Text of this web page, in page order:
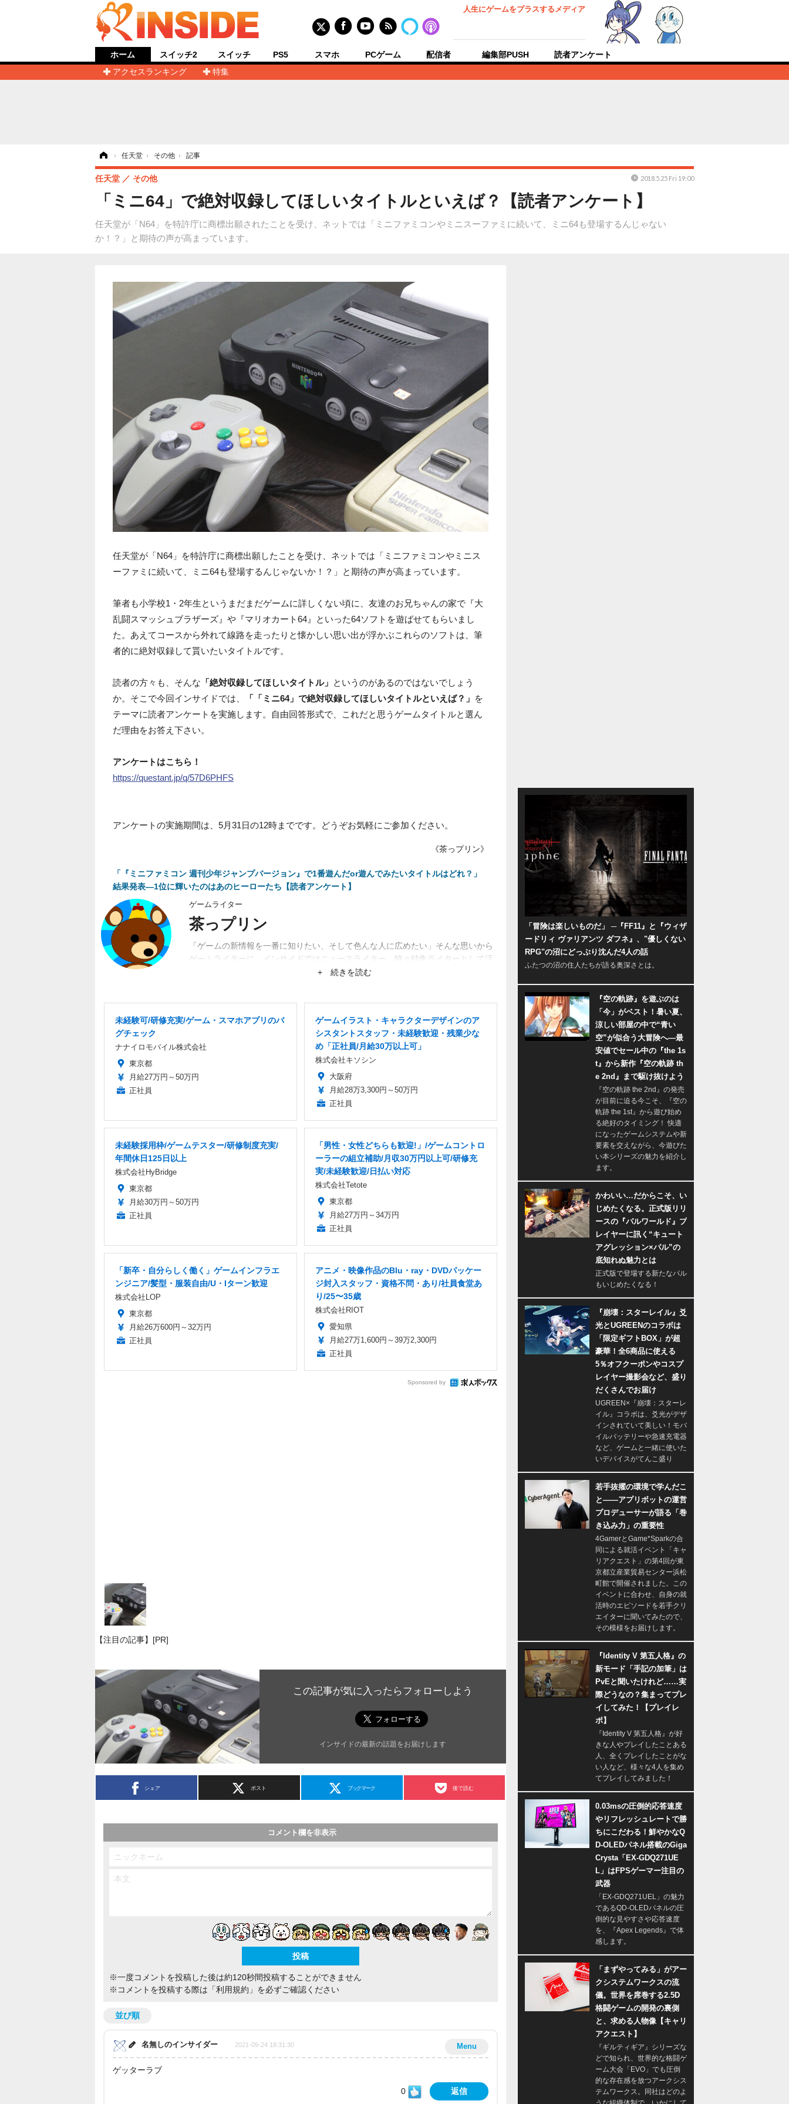
人生にゲームをプラスするメディア
ホーム
アクセスランキング
特集
スイッチ2 スイッチ PS5 スマホ PCゲーム 配信者 編集部PUSH 読者アンケート
› 任天堂 › その他 › 記事
「ミニ64」で絶対収録してほしいタイトルといえば？【読者アンケート】
任天堂が「N64」を特許庁に商標出願されたことを受け、ネットでは「ミニファミコンやミニスーファミに続いて、ミニ64も登場するんじゃない
か！？」と期待の声が高まっています。
任天堂 その他 2018.5.25 Fri 19:00
任天堂が「N64」を特許庁に商標出願したことを受け、ネットでは「ミニファミコンやミニス
ーファミに続いて、ミニ64も登場するんじゃないか！？」と期待の声が高まっています。
筆者も小学校1・2年生というまだまだゲームに詳しくない頃に、友達のお兄ちゃんの家で『大
乱闘スマッシュブラザーズ』や『マリオカート64』といった64ソフトを遊ばせてもらいまし
た。あえてコースから外れて線路を走ったりと懐かしい思い出が浮かぶこれらのソフトは、筆
者的に絶対収録して貰いたいタイトルです。
読者の方々も、そんな 「絶対収録してほしいタイトル」 というのがあるのではないでしょう
か。そこで今回インサイドでは、
「「ミニ64」で絶対収録してほしいタイトルといえば？」 を
テーマに読者アンケートを実施します。自由回答形式で、これだと思うゲームタイトルと選ん
だ理由をお答え下さい。
アンケートはこちら！
https://questant.jp/q/57D6PHFS
アンケートの実施期間は、5月31日の12時までです。どうぞお気軽にご参加ください。
《茶っプリン》
「『ミニファミコン 週刊少年ジャンプバージョン』で1番遊んだor遊んでみたいタイトルはどれ？」
結果発表―1位に輝いたのはあのヒーローたち【読者アンケート】
ゲームライター
茶っプリン
「ゲームの新情報を一番に知りたい、そして色んな人に広めたい」そんな思いから
ゲームライターに。インサイドではニュースライター、時々特集ライターとして活
動。関係者、ユーザーから生まれるネットブームにも興味あり。
+ 続きを読む
未経験可/研修充実/ゲーム・スマホアプリのバ
グチェック
ナナイロモバイル株式会社
東京都
月給27万円～50万円
正社員
ゲームイラスト・キャラクターデザインのア
シスタントスタッフ・未経験歓迎・残業少な
め「正社員/月給30万以上可」
株式会社キソシン
大阪府
月給28万3,300円～50万円
正社員
未経験採用枠/ゲームテスター/研修制度充実/
年間休日125日以上
株式会社HyBridge
東京都
月給30万円～50万円
正社員
「男性・女性どちらも歓迎!」/ゲームコントロ
ーラーの組立補助/月収30万円以上可/研修充
実/未経験歓迎/日払い対応
株式会社Tetote
東京都
月給27万円～34万円
正社員
「新卒・自分らしく働く」ゲームインフラエ
ンジニア/髪型・服装自由/U・Iターン歓迎
株式会社LOP
東京都
月給26万600円～32万円
正社員
アニメ・映像作品のBlu・ray・DVDパッケー
ジ封入スタッフ・資格不問・あり/社員食堂あ
り/25〜35歳
株式会社RIOT
愛知県
月給27万1,600円～39万2,300円
正社員
Sponsored by
【注目の記事】[PR]
この記事が気に入ったらフォローしよう
インサイドの最新の話題をお届けします
シェア ポスト ブックマーク 後で読む
コメント欄を非表示
※一度コメントを投稿した後は約120秒間投稿することができません
※コメントを投稿する際は 「利用規約」 を必ずご確認ください
並び順
Menu
名無しのインサイダー 2021-09-24 18:31:30
ゲッターラブ
0 返信
「冒険は楽しいものだ」 ─『FF11』と『ウィザ
ードリィ ヴァリアンツ ダフネ』、"優しくない
RPG"の沼にどっぷり沈んだ4人の話
ふたつの沼の住人たちが語る奥深さとは。
『空の軌跡』を遊ぶのは
「今」がベスト！暑い夏、
涼しい部屋の中で“青い
空”が似合う大冒険へ―最
安値でセール中の『the 1s
t』から新作『空の軌跡 th
e 2nd』まで駆け抜けよう
『空の軌跡 the 2nd』の発売
が目前に迫る今こそ、『空の
軌跡 the 1st』から遊び始め
る絶好のタイミング！ 快適
になったゲームシステムや新
要素を交えながら、今遊びた
い本シリーズの魅力を紹介し
ます。
かわいい…だからこそ、い
じめたくなる。正式版リリ
ースの『パルワールド』プ
レイヤーに訊く“キュート
アグレッション×パル”の
底知れぬ魅力とは
正式版で登場する新たなパル
もいじめたくなる！
『崩壊：スターレイル』爻
光とUGREENのコラボは
「限定ギフトBOX」が超
豪華！全6商品に使える
5％オフクーポンやコスプ
レイヤー撮影会など、盛り
だくさんでお届け
UGREEN×『崩壊：スターレ
イル』コラボは、爻光がデザ
インされていて美しい！モバ
イルバッテリーや急速充電器
など、ゲームと一緒に使いた
いデバイスがてんこ盛り
若手抜擢の環境で学んだこ
と――アプリボットの運営
プロデューサーが語る「巻
き込み力」の重要性
4GamerとGame*Sparkの合
同による就活イベント「キャ
リアクエスト」の第4回が東
京都立産業貿易センター浜松
町館で開催されました。この
イベントに合わせ、自身の就
活時のエピソードを若手クリ
エイターに聞いてみたので、
その模様をお届けします。
『Identity V 第五人格』の
新モード「手記の加筆」は
PvEと聞いたけれど……実
際どうなの？集まってプレ
イしてみた！【プレイレ
ポ】
『Identity V 第五人格』が好
きな人やプレイしたことある
人、全くプレイしたことがな
い人など、様々な4人を集め
てプレイしてみました！
0.03msの圧倒的応答速度
やリフレッシュレートで勝
ちにこだわる！鮮やかなQ
D-OLEDパネル搭載のGiga
Crysta「EX-GDQ271UE
L」はFPSゲーマー注目の
武器
「EX-GDQ271UEL」の魅力
であるQD-OLEDパネルの圧
倒的な見やすさや応答速度
を、『Apex Legends』で体
感します。
「まずやってみる」がアー
クシステムワークスの流
儀。世界を席巻する2.5D
格闘ゲームの開発の裏側
と、求める人物像【キャリ
アクエスト】
『ギルティギア』シリーズな
どで知られ、世界的な格闘ゲ
ーム大会「EVO」でも圧倒
的な存在感を放つアークシス
テムワークス。同社はどのよ